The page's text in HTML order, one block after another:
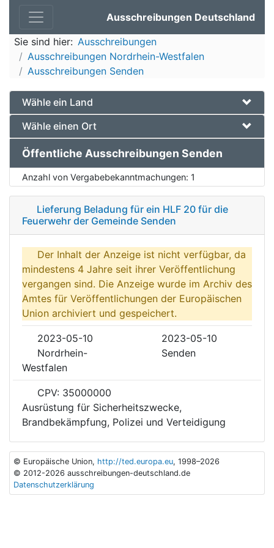
Ausschreibungen Deutschland
Sie sind hier: Ausschreibungen
Ausschreibungen Nordrhein-Westfalen
Ausschreibungen Senden
Wähle ein Land
Wähle einen Ort
Öffentliche Ausschreibungen Senden
Anzahl von Vergabebekanntmachungen: 1
Lieferung Beladung für ein HLF 20 für die
Feuerwehr der Gemeinde Senden
Der Inhalt der Anzeige ist nicht verfügbar, da
mindestens 4 Jahre seit ihrer Veröffentlichung
vergangen sind. Die Anzeige wurde im Archiv des
Amtes für Veröffentlichungen der Europäischen
Union archiviert und gespeichert.
2023-05-10
2023-05-10
Nordrhein-
Westfalen
Senden
CPV: 35000000
Ausrüstung für Sicherheitszwecke,
Brandbekämpfung, Polizei und Verteidigung
© Europäische Union, http://ted.europa.eu, 1998–2026
© 2012-2026 ausschreibungen-deutschland.de
Datenschutzerklärung